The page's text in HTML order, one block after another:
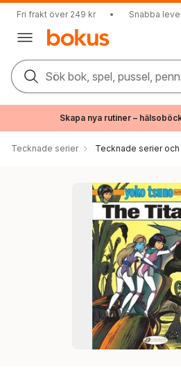
Fri frakt över 249 kr • Snabba
Sök bok, spel, pussel,
Skapa nya rutiner –
Tecknade serier Tecknade serier